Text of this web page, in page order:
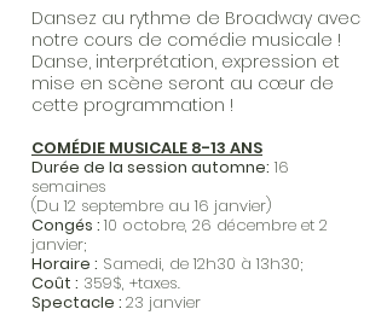
Dansez au rythme de Broadway avec
notre cours de comédie musicale !
Danse, interprétation, expression et
mise en scène seront au cœur de
cette programmation !
COMÉDIE MUSICALE 8-13 ANS
Durée de la session automne: 16
semaines
(Du 12 septembre au 16 janvier)
Congés : 10 octobre, 26 décembre et 2
janvier;
Horaire : Samedi, de 12h30 à 13h30;
Coût : 359$, +taxes.
Spectacle : 23 janvier